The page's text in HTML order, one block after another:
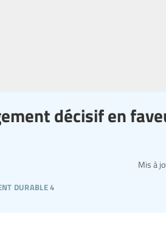
décisif en
durable 4
Mis à